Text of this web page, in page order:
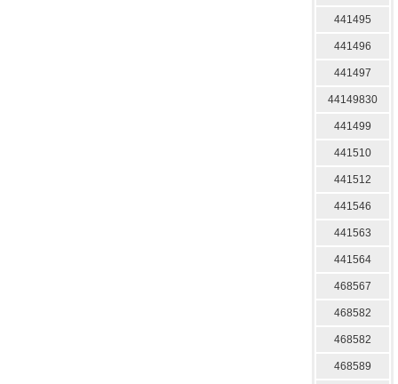
441495
441496
441497
44149830
441499
441510
441512
441546
441563
441564
468567
468582
468582
468589